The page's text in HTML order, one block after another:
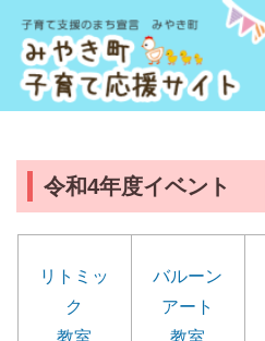
令和4年度イベント
リトミッ
ク
バルーン
アート